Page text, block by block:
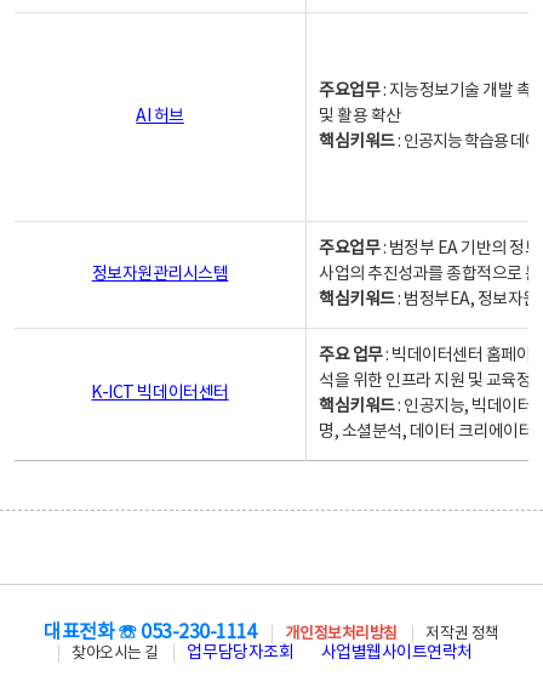
AI 허브
주요업무: 지능정보기술 개발 촉
및 활용 확산
핵심키워드: 인공지능 학습용 데
정보자원관리시스템
주요업무: 범정부 EA 기반의 정
사업의 추진성과를 종합적으로
핵심키워드: 범정부EA, 정보자
K-ICT 빅데이터센터
주요 업무: 빅데이터센터 홈페이
석을 위한 인프라 지원 및 교육정
핵심키워드: 인공지능, 빅데이터,
명, 소셜분석, 데이터 크리에이터
대표전화 ☏ 053-230-1114 개인정보처리방침
저작권 정책
찾아오시는 길
업무담당자조회 사업별웹사이트연락처